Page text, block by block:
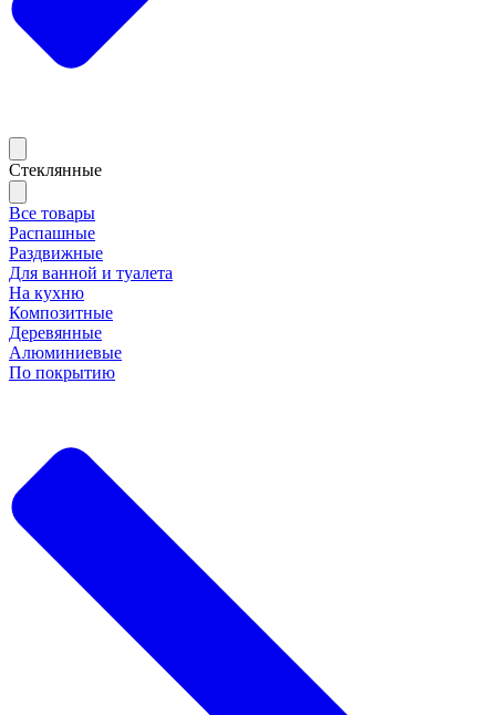
Стеклянные
Все товары
Распашные
Раздвижные
Для ванной и туалета
На кухню
Композитные
Деревянные
Алюминиевые
По покрытию